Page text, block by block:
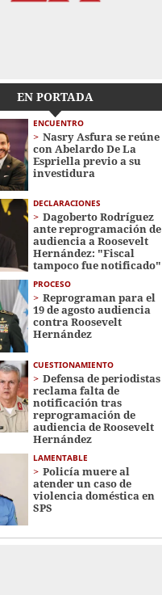
EN PORTADA
ENCUENTRO
Nasry Asfura se reúne
con Abelardo De La
Espriella previo a su
investidura
DECLARACIONES
Dagoberto Rodríguez
ante reprogramación de
audiencia a Roosevelt
Hernández: "Fiscal
tampoco fue notificado"
PROCESO
Reprograman para el
19 de agosto audiencia
contra Roosevelt
Hernández
CUESTIONAMIENTO
Defensa de periodistas
reclama falta de
notificación tras
reprogramación de
audiencia de Roosevelt
Hernández
LAMENTABLE
Policía muere al
atender un caso de
violencia doméstica en
SPS